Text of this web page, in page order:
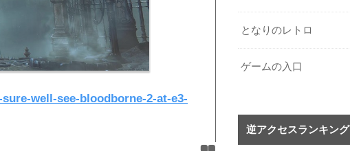
well-see-bloodborne-2-at-e3-
となりのレトロ
ゲームの入口
逆アクセスランキング